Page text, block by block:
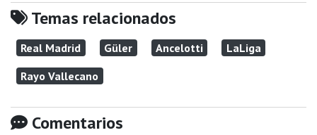
Temas relacionados
Real Madrid Güler Ancelotti
LaLiga
Rayo Vallecano
Comentarios